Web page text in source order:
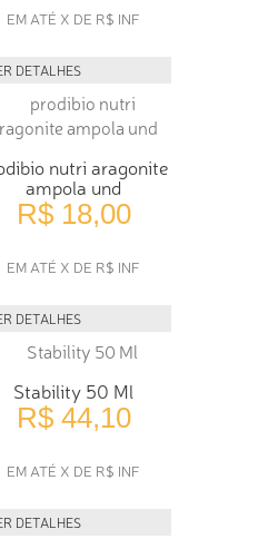
EM ATÉ X DE R$ INF
DETALHES
nutri aragonite
ampola und
R$ 18,00
EM ATÉ X DE R$ INF
DETALHES
Stability 50 Ml
R$ 44,10
EM ATÉ X DE R$ INF
DETALHES